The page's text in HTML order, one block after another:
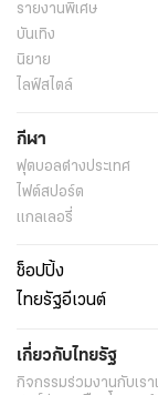
รายงานพิเศษ
บันเทิง
นิยาย
ไลฟ์สไตล์
กีฬา
ฟุตบอลต่่างประเทศ
ไฟต์สปอร์ต
แกลเลอรี่
ช็อปปิ้ง
ไทยรัฐอีเวนต์
เกี่ยวกับไทยรัฐ
กิจกรรมร่วมงานกับเรา